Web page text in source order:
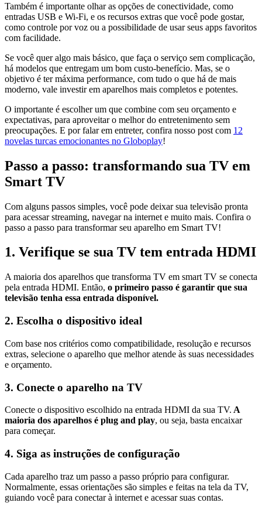
Também é importante olhar as opções de conectividade, como
entradas USB e Wi-Fi, e os recursos extras que você pode gostar,
como controle por voz ou a possibilidade de usar seus apps favoritos
com facilidade.
Se você quer algo mais básico, que faça o serviço sem complicação,
há modelos que entregam um bom custo-benefício. Mas, se o
objetivo é ter máxima performance, com tudo o que há de mais
moderno, vale investir em aparelhos mais completos e potentes.
O importante é escolher um que combine com seu orçamento e
expectativas, para aproveitar o melhor do entretenimento sem
preocupações. E por falar em entreter, confira nosso post com 12
novelas turcas emocionantes no Globoplay!
Passo a passo: transformando sua TV em
Smart TV
Com alguns passos simples, você pode deixar sua televisão pronta
para acessar streaming, navegar na internet e muito mais. Confira o
passo a passo para transformar seu aparelho em Smart TV!
1. Verifique se sua TV tem entrada HDMI
A maioria dos aparelhos que transforma TV em smart TV se conecta
pela entrada HDMI. Então, o primeiro passo é garantir que sua
televisão tenha essa entrada disponível.
2. Escolha o dispositivo ideal
Com base nos critérios como compatibilidade, resolução e recursos
extras, selecione o aparelho que melhor atende às suas necessidades
e orçamento.
3. Conecte o aparelho na TV
Conecte o dispositivo escolhido na entrada HDMI da sua TV. A
maioria dos aparelhos é plug and play, ou seja, basta encaixar
para começar.
4. Siga as instruções de configuração
Cada aparelho traz um passo a passo próprio para configurar.
Normalmente, essas orientações são simples e feitas na tela da TV,
guiando você para conectar à internet e acessar suas contas.